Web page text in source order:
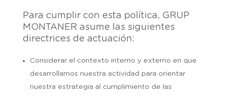
Para cumplir con esta política, GRUP
MONTANER asume las siguientes
directrices de actuación:
Considerar el contexto interno y externo en que
desarrollamos nuestra actividad para orientar
nuestra estrategia al cumplimiento de las